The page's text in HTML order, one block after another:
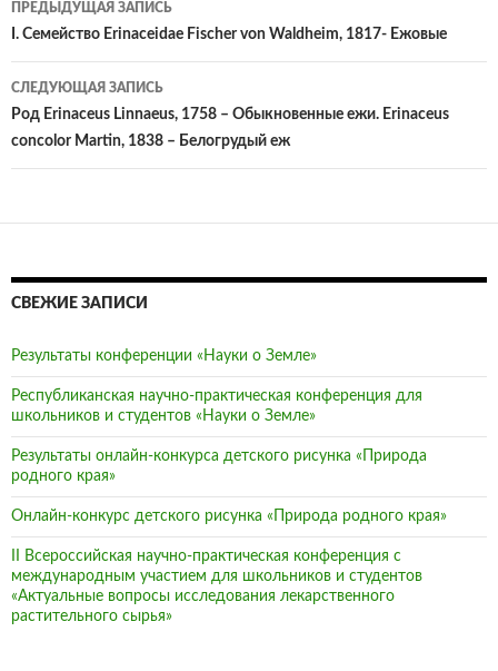
Навигация
по
записям
ПРЕДЫДУЩАЯ ЗАПИСЬ
I. Семейство Erinaceidae Fischer von Waldheim, 1817- Ежовые
СЛЕДУЮЩАЯ ЗАПИСЬ
Род Erinaceus Linnaeus, 1758 – Обыкновенные ежи. Erinaceus
concolor Martin, 1838 – Белогрудый еж
СВЕЖИЕ ЗАПИСИ
Результаты конференции «Науки о Земле»
Республиканская научно-практическая конференция для
школьников и студентов «Науки о Земле»
Результаты онлайн-конкурса детского рисунка «Природа
родного края»
Онлайн-конкурс детского рисунка «Природа родного края»
II Всероссийская научно-практическая конференция с
международным участием для школьников и студентов
«Актуальные вопросы исследования лекарственного
растительного сырья»